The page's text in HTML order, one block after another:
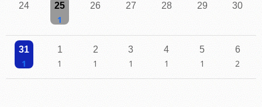
24 25 26 27 28 29 30
31 1 2 3 4 5 6